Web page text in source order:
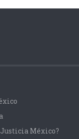
México?